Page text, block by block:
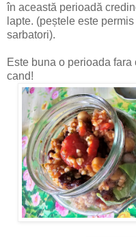
în această perioadă
lapte. (peștele este
sarbatori).
Este buna o perioada
cand!